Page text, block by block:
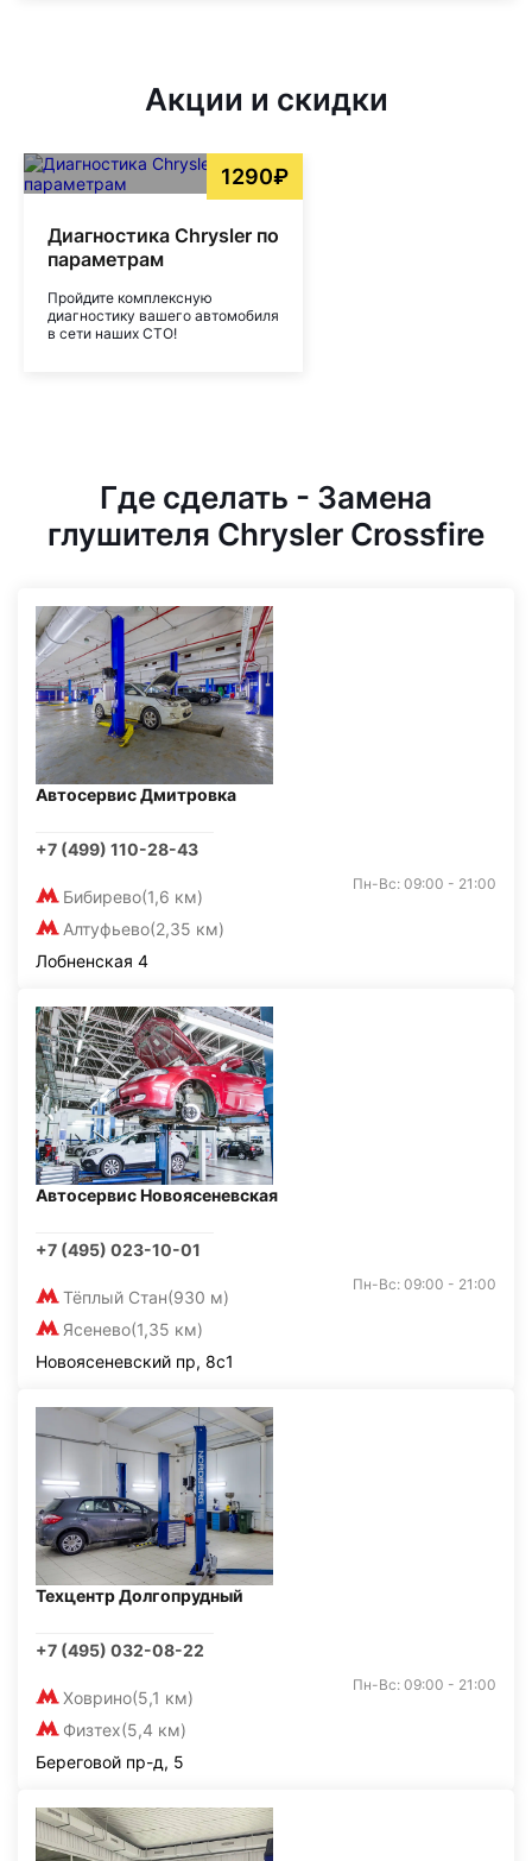
Акции и скидки
1290₽
Диагностика Chrysler по
параметрам
Пройдите комплексную
диагностику вашего автомобиля
в сети наших СТО!
Где сделать - Замена
глушителя Chrysler Crossfire
Автосервис Дмитровка
+7 (499) 110-28-43
Бибирево(1,6 км)
Алтуфьево(2,35 км)
Пн-Вс: 09:00 - 21:00
Лобненская 4
Автосервис Новоясеневская
+7 (495) 023-10-01
Тёплый Стан(930 м)
Ясенево(1,35 км)
Пн-Вс: 09:00 - 21:00
Новоясеневский пр, 8с1
Техцентр Долгопрудный
+7 (495) 032-08-22
Ховрино(5,1 км)
Физтех(5,4 км)
Пн-Вс: 09:00 - 21:00
Береговой пр-д, 5